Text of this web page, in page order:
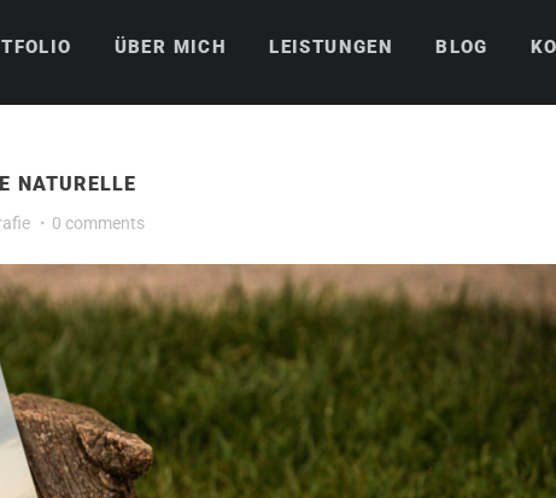
ÜBER MICH LEISTUNGEN BLOG
NATURELLE
0 comments